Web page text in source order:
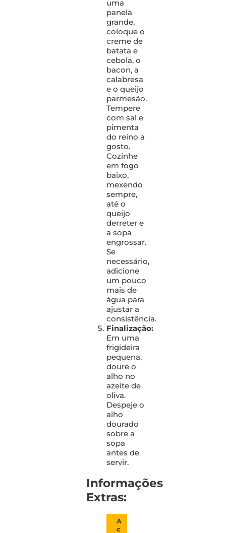
uma
panela
grande,
coloque o
creme de
batata e
cebola, o
bacon, a
calabresa
e o queijo
parmesão.
Tempere
com sal e
pimenta
do reino a
gosto.
Cozinhe
em fogo
baixo,
mexendo
sempre,
até o
queijo
derreter e
a sopa
engrossar.
Se
necessário,
adicione
um pouco
mais de
água para
ajustar a
consistência.
Finalização:
Em uma
frigideira
pequena,
doure o
alho no
azeite de
oliva.
Despeje o
alho
dourado
sobre a
sopa
antes de
servir.
Informações
Extras:
A
c